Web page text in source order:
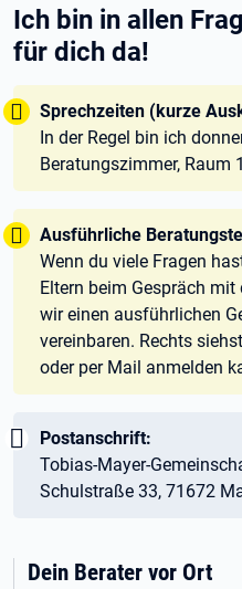
Ich bin in allen
für dich da!
Tipp:
Sprechzeiten (kurze
In der Regel bin ich
Beratungszimmer, Raum
Tipp:
Ausführliche
Wenn du viele Fragen
Eltern beim Gespräch
wir einen ausführlichen
vereinbaren. Rechts
oder per Mail anmelden
Wichtig:
Postanschrift:
Tobias-Mayer-
Schulstraße 33, 71672
Dein Berater vor Ort